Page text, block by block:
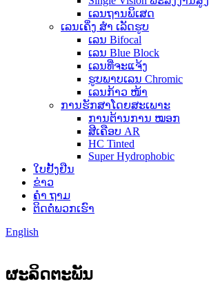
ເລນຖານພິເສດ
ເລນເຄິ່ງ ສຳ ເລັດຮູບ
ເລນ Bifocal
ເລນ Blue Block
ເລນທີ່ຈະແຈ້ງ
ຮູບພາບເລນ Chromic
ເລນກ້າວ ໜ້າ
ການຮັກສາໂດຍສະເພາະ
ການຕ້ານການ ໝອກ
ສີເຄືອບ AR
HC Tinted
Super Hydrophobic
ໃບຢັ້ງຢືນ
ຂ່າວ
ຄຳ ຖາມ
ຕິດ​ຕໍ່​ພວກ​ເຮົາ
English
ຜະລິດຕະພັນ